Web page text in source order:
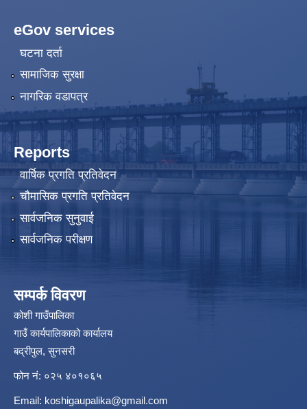
eGov services
घटना दर्ता
सामाजिक सुरक्षा
नागरिक वडापत्र
Reports
वार्षिक प्रगति प्रतिवेदन
चौमासिक प्रगति प्रतिवेदन
सार्वजनिक सुनुवाई
सार्वजनिक परीक्षण
सम्पर्क विवरण
कोशी गाउँपालिका
गाउँ कार्यपालिकाको कार्यालय
बद्रीपुल, सुनसरी
फोन नं: ०२५ ४०१०६५
Email: koshigaupalika@gmail.com